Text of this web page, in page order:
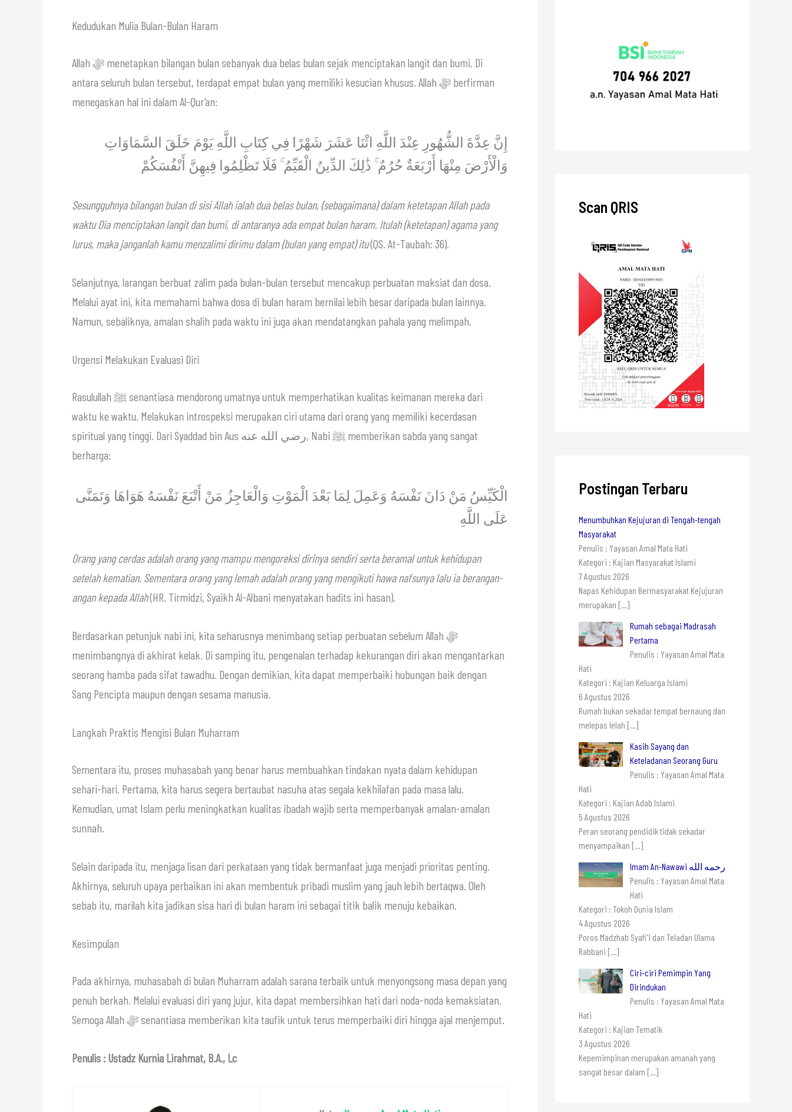
Kedudukan Mulia Bulan-Bulan Haram
Allah ﷻ menetapkan bilangan bulan sebanyak dua belas bulan sejak menciptakan langit dan bumi. Di
antara seluruh bulan tersebut, terdapat empat bulan yang memiliki kesucian khusus. Allah ﷻ berfirman
menegaskan hal ini dalam Al-Qur’an:
إِنَّ عِدَّةَ الشُّهُورِ عِنْدَ اللَّهِ اثْنَا عَشَرَ شَهْرًا فِي كِتَابِ اللَّهِ يَوْمَ خَلَقَ السَّمَاوَاتِ
وَالْأَرْضَ مِنْهَا أَرْبَعَةٌ حُرُمٌ ۚ ذَٰلِكَ الدِّينُ الْقَيِّمُ ۚ فَلَا تَظْلِمُوا فِيهِنَّ أَنْفُسَكُمْ
Sesungguhnya bilangan bulan di sisiAllah ialah dua belas bulan, (sebagaimana) dalam ketetapan Allah pada
waktu Dia menciptakan langit dan bumi, di antaranya ada empat bulan haram. Itulah (ketetapan) agama yang
lurus, maka janganlah kamu menzalimi dirimu dalam(bulan yang empat) itu(QS. At-Taubah: 36).
Selanjutnya, larangan berbuat zalim pada bulan-bulan tersebut mencakup perbuatan maksiat dan dosa.
Melalui ayat ini, kita memahami bahwa dosa di bulan haram bernilai lebih besar daripada bulan lainnya.
Namun, sebaliknya, amalan shalih pada waktu ini juga akan mendatangkan pahala yang melimpah.
Urgensi Melakukan Evaluasi Diri
Rasulullah ﷺ senantiasa mendorong umatnya untuk memperhatikan kualitas keimanan mereka dari
waktu ke waktu. Melakukan introspeksi merupakan ciri utama dari orang yang memiliki kecerdasan
spiritual yang tinggi. Dari Syaddad bin Aus رضي الله عنه, Nabi ﷺ memberikan sabda yang sangat
berharga:
الْكَيِّسُ مَنْ دَانَ نَفْسَهُ وَعَمِلَ لِمَا بَعْدَ الْمَوْتِ وَالْعَاجِزُ مَنْ أَتْبَعَ نَفْسَهُ هَوَاهَا وَتَمَنَّى
عَلَى اللَّهِ
Orang yang cerdas adalah orang yang mampu mengoreksi dirinya sendiri serta beramal untuk kehidupan
setelah kematian. Sementara orang yang lemah adalah orang yang mengikuti hawa nafsunya lalu ia berangan-
angan kepada Allah(HR. Tirmidzi, Syaikh Al-Albani menyatakan hadits ini hasan).
Berdasarkan petunjuk nabi ini, kita seharusnya menimbang setiap perbuatan sebelum Allah ﷻ
menimbangnya di akhirat kelak. Di samping itu, pengenalan terhadap kekurangan diri akan mengantarkan
seorang hamba pada sifat tawadhu. Dengan demikian, kita dapat memperbaiki hubungan baik dengan
Sang Pencipta maupun dengan sesama manusia.
Langkah Praktis Mengisi Bulan Muharram
Sementara itu, proses muhasabah yang benar harus membuahkan tindakan nyata dalam kehidupan
sehari-hari. Pertama, kita harus segera bertaubat nasuha atas segala kekhilafan pada masa lalu.
Kemudian, umat Islam perlu meningkatkan kualitas ibadah wajib serta memperbanyak amalan-amalan
sunnah.
Selain daripada itu, menjaga lisan dari perkataan yang tidak bermanfaat juga menjadi prioritas penting.
Akhirnya, seluruh upaya perbaikan ini akan membentuk pribadi muslim yang jauh lebih bertaqwa. Oleh
sebab itu, marilah kita jadikan sisa hari di bulan haram ini sebagai titik balik menuju kebaikan.
Kesimpulan
Pada akhirnya, muhasabah di bulan Muharram adalah sarana terbaik untuk menyongsong masa depan yang
penuh berkah. Melalui evaluasi diri yang jujur, kita dapat membersihkan hati dari noda-noda kemaksiatan.
Semoga Allah ﷻ senantiasa memberikan kita taufik untuk terus memperbaiki diri hingga ajal menjemput.
Penulis : Ustadz Kurnia Lirahmat, B.A., Lc
Scan QRIS
Postingan Terbaru
Menumbuhkan Kejujuran di Tengah-tengah
Masyarakat
Penulis : Yayasan Amal Mata Hati
Kategori : Kajian Masyarakat Islami
7 Agustus 2026
Napas Kehidupan Bermasyarakat Kejujuran
merupakan […]
Rumah sebagai Madrasah
Pertama
Penulis : Yayasan Amal Mata
Hati
Kategori : Kajian Keluarga Islami
6 Agustus 2026
Rumah bukan sekadar tempat bernaung dan
melepas lelah […]
Kasih Sayang dan
Keteladanan Seorang Guru
Penulis : Yayasan Amal Mata
Hati
Kategori : Kajian Adab Islami
5 Agustus 2026
Peran seorang pendidik tidak sekadar
menyampaikan […]
Imam An-Nawawi رحمه الله
Penulis : Yayasan Amal Mata
Hati
Kategori : Tokoh Dunia Islam
4 Agustus 2026
Poros Madzhab Syafi’i dan Teladan Ulama
Rabbani […]
Ciri-ciri Pemimpin Yang
Dirindukan
Penulis : Yayasan Amal Mata
Hati
Kategori : Kajian Tematik
3 Agustus 2026
Kepemimpinan merupakan amanah yang
sangat besar dalam […]